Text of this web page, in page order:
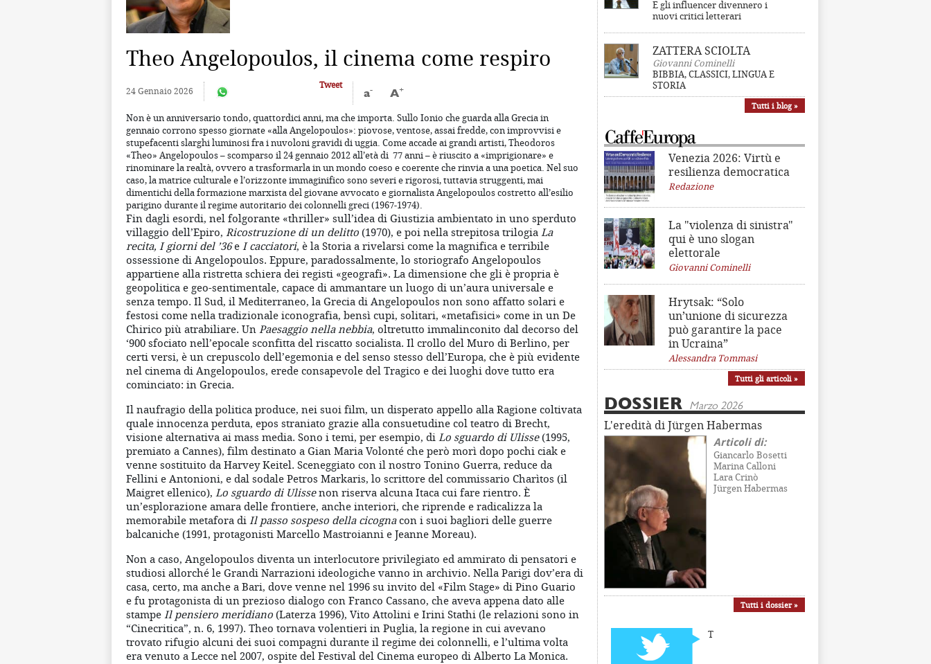
Theo Angelopoulos, il cinema come respiro
24 Gennaio 2026
Tweet
a- A+
Non è un anniversario tondo, quattordici anni, ma che importa. Sullo Ionio che guarda alla Grecia in
gennaio corrono spesso giornate «alla Angelopoulos»: piovose, ventose, assai fredde, con improvvisi e
stupefacenti slarghi luminosi fra i nuvoloni gravidi di uggia. Come accade ai grandi artisti, Theodoros
«Theo» Angelopoulos – scomparso il 24 gennaio 2012 all’età di 77 anni – è riuscito a «imprigionare» e
rinominare la realtà, ovvero a trasformarla in un mondo coeso e coerente che rinvia a una poetica. Nel suo
caso, la matrice culturale e l’orizzonte immaginifico sono severi e rigorosi, tuttavia struggenti, mai
dimentichi della formazione marxista del giovane avvocato e giornalista Angelopoulos costretto all’esilio
parigino durante il regime autoritario dei colonnelli greci (1967-1974).
Fin dagli esordi, nel folgorante «thriller» sull’idea di Giustizia ambientato in uno sperduto
villaggio dell’Epiro, Ricostruzione di un delitto (1970), e poi nella strepitosa trilogia La
recita, I giorni del ’36e I cacciatori, è la Storia a rivelarsi come la magnifica e terribile
ossessione di Angelopoulos. Eppure, paradossalmente, lo storiografo Angelopoulos
appartiene alla ristretta schiera dei registi «geografi». La dimensione che gli è propria è
geopolitica e geo-sentimentale, capace di ammantare un luogo di un’aura universale e
senza tempo. Il Sud, il Mediterraneo, la Grecia di Angelopoulos non sono affatto solari e
festosi come nella tradizionale iconografia, bensì cupi, solitari, «metafisici» come in un De
Chirico più atrabiliare. Un Paesaggio nella nebbia, oltretutto immalinconito dal decorso del
‘900 sfociato nell’epocale sconfitta del riscatto socialista. Il crollo del Muro di Berlino, per
certi versi, è un crepuscolo dell’egemonia e del senso stesso dell’Europa, che è più evidente
nel cinema di Angelopoulos, erede consapevole del Tragico e dei luoghi dove tutto era
cominciato: in Grecia.
Il naufragio della politica produce, nei suoi film, un disperato appello alla Ragione coltivata
quale innocenza perduta, epos straniato grazie alla consuetudine col teatro di Brecht,
visione alternativa ai mass media. Sono i temi, per esempio, di Lo sguardo di Ulisse(1995,
premiato a Cannes), film destinato a Gian Maria Volonté che però morì dopo pochi ciak e
venne sostituito da Harvey Keitel. Sceneggiato con il nostro Tonino Guerra, reduce da
Fellini e Antonioni, e dal sodale Petros Markaris, lo scrittore del commissario Charìtos (il
Maigret ellenico), Lo sguardo di Ulissenon riserva alcuna Itaca cui fare rientro. È
un’esplorazione amara delle frontiere, anche interiori, che riprende e radicalizza la
memorabile metafora di Il passo sospeso della cicognacon i suoi bagliori delle guerre
balcaniche (1991, protagonisti Marcello Mastroianni e Jeanne Moreau).
Non a caso, Angelopoulos diventa un interlocutore privilegiato ed ammirato di pensatori e
studiosi allorché le Grandi Narrazioni ideologiche vanno in archivio. Nella Parigi dov’era di
casa, certo, ma anche a Bari, dove venne nel 1996 su invito del «Film Stage» di Pino Guario
e fu protagonista di un prezioso dialogo con Franco Cassano, che aveva appena dato alle
stampe Il pensiero meridiano (Laterza 1996), Vito Attolini e Irini Stathi (le relazioni sono in
“Cinecritica”, n. 6, 1997). Theo tornava volentieri in Puglia, la regione in cui avevano
trovato rifugio alcuni dei suoi compagni durante il regime dei colonnelli, e l’ultima volta
era venuto a Lecce nel 2007, ospite del Festival del Cinema europeo di Alberto La Monica.
E gli influencer divennero i
nuovi critici letterari
ZATTERA SCIOLTA
Giovanni Cominelli
BIBBIA, CLASSICI, LINGUA E
STORIA
Tutti i blog »
Venezia 2026: Virtù e
resilienza democratica
Redazione
La "violenza di sinistra"
qui è uno slogan
elettorale
Giovanni Cominelli
Hrytsak: “Solo
un’unione di sicurezza
può garantire la pace
in Ucraina”
Alessandra Tommasi
Tutti gli articoli »
DOSSIER Marzo 2026
L'eredità di Jürgen Habermas
Articoli di:
Giancarlo Bosetti
Marina Calloni
Lara Crinò
Jürgen Habermas
Tutti i dossier »
T